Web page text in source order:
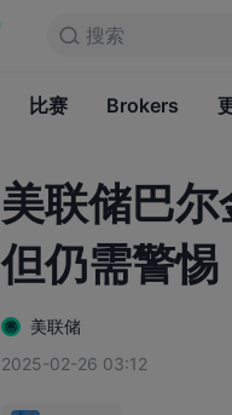
搜索
资讯
比赛 Brokers
美联储巴
但仍需警惕
美联储
2025-02-26 03:12